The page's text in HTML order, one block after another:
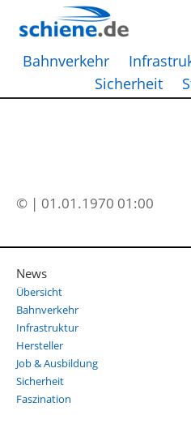
Bahnverkehr
Sicherheit
© | 01.01.1970 01:00
News
Übersicht
Bahnverkehr
Infrastruktur
Hersteller
Job & Ausbildung
Sicherheit
Faszination